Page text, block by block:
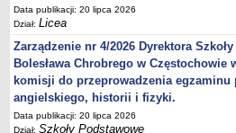
Data publikacji: 20 lipca 2026
Dział:Licea
Zarządzenie nr 4/2026 Dyrektora
Bolesława Chrobrego w Częstochowie
komisji do przeprowadzenia egzaminu
angielskiego, historii i fizyki.
Data publikacji: 20 lipca 2026
Dział:Szkoły Podstawowe